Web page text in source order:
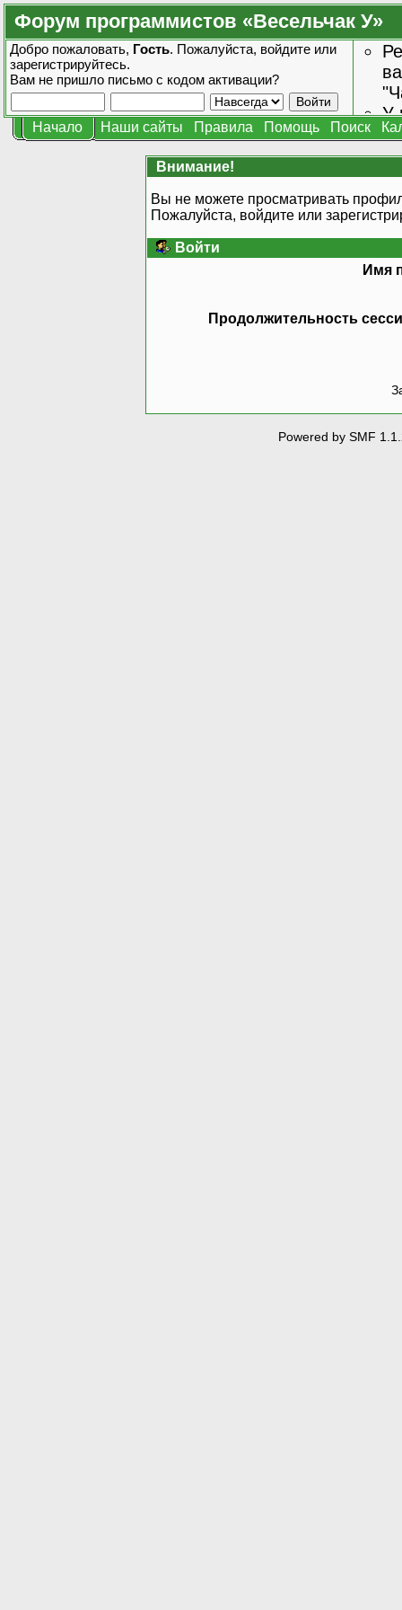
Форум программистов «Весельчак У»
Добро пожаловать, Гость. Пожалуйста, войдите или
зарегистрируйтесь.
Вам не пришло письмо с кодом активации?
У
Начало Наши сайты Правила Помощь Поиск
Внимание!
Вы не можете просматривать
Пожалуйста, войдите или
Войти
Имя
Продолжительность
Powered by SMF